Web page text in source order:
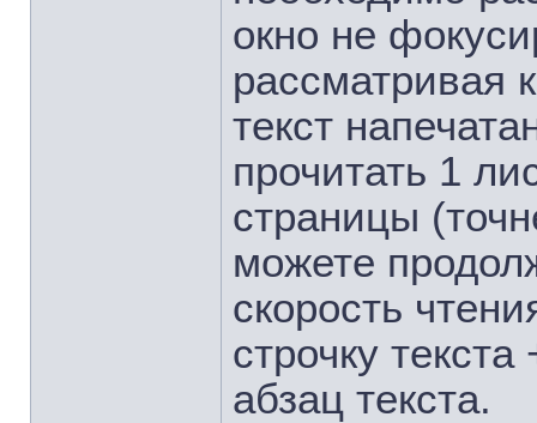
окно не
рассматривая
текст
прочитать 1
страницы
можете
скорость
строчку
абзац текста.